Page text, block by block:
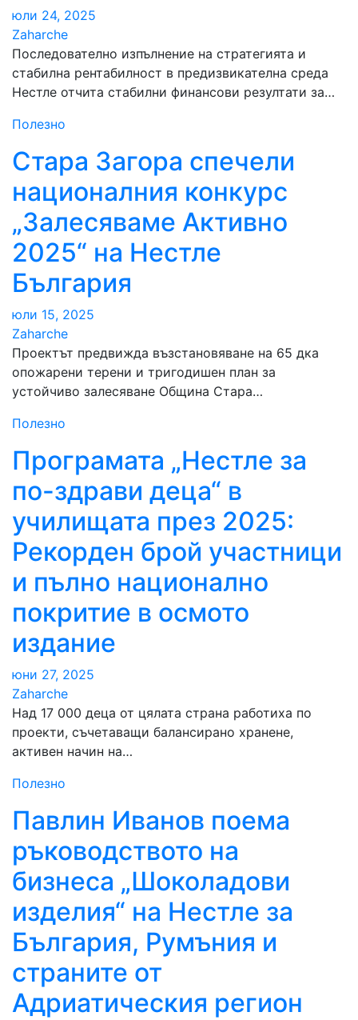
юли 24, 2025
Zaharche
Последователно изпълнение на стратегията и
стабилна рентабилност в предизвикателна среда
Нестле отчита стабилни финансови резултати за…
Полезно
Стара Загора спечели
националния конкурс
„Залесяваме Активно
2025“ на Нестле
България
юли 15, 2025
Zaharche
Проектът предвижда възстановяване на 65 дка
опожарени терени и тригодишен план за
устойчиво залесяване Община Стара…
Полезно
Програмата „Нестле за
по-здрави деца“ в
училищата през 2025:
Рекорден брой участници
и пълно национално
покритие в осмото
издание
юни 27, 2025
Zaharche
Над 17 000 деца от цялата страна работиха по
проекти, съчетаващи балансирано хранене,
активен начин на…
Полезно
Павлин Иванов поема
ръководството на
бизнеса „Шоколадови
изделия“ на Нестле за
България, Румъния и
страните от
Адриатическия регион